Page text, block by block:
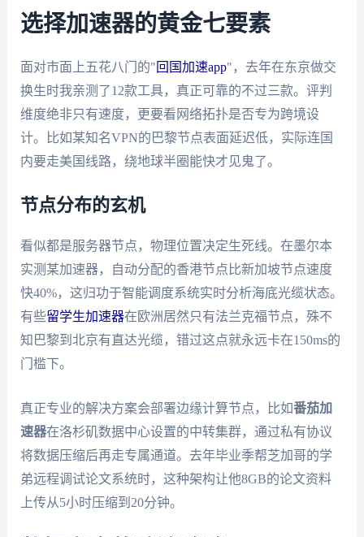
选择加速器的黄金七要素
面对市面上五花八门的"回国加速app"，去年在东京做交
换生时我亲测了12款工具，真正可靠的不过三款。评判
维度绝非只有速度，更要看网络拓扑是否专为跨境设
计。比如某知名VPN的巴黎节点表面延迟低，实际连国
内要走美国线路，绕地球半圈能快才见鬼了。
节点分布的玄机
看似都是服务器节点，物理位置决定生死线。在墨尔本
实测某加速器，自动分配的香港节点比新加坡节点速度
快40%，这归功于智能调度系统实时分析海底光缆状态。
有些留学生加速器在欧洲居然只有法兰克福节点，殊不
知巴黎到北京有直达光缆，错过这点就永远卡在150ms的
门槛下。
真正专业的解决方案会部署边缘计算节点，比如番茄加
速器在洛杉矶数据中心设置的中转集群，通过私有协议
将数据压缩后再走专属通道。去年毕业季帮芝加哥的学
弟远程调试论文系统时，这种架构让他8GB的论文资料
上传从5小时压缩到20分钟。